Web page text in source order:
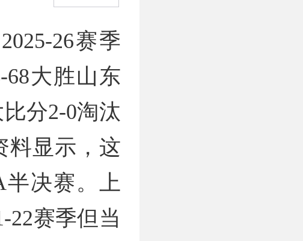
26赛季
68大胜山东
分2-0淘汰
料显示，这
半决赛。上
22赛季但当